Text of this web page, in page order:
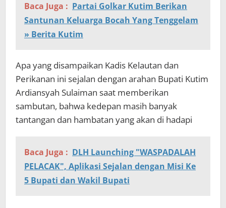
Baca Juga : Partai Golkar Kutim Berikan
Santunan Keluarga Bocah Yang Tenggelam
» Berita Kutim
Apa yang disampaikan Kadis Kelautan dan
Perikanan ini sejalan dengan arahan Bupati Kutim
Ardiansyah Sulaiman saat memberikan
sambutan, bahwa kedepan masih banyak
tantangan dan hambatan yang akan di hadapi
Baca Juga : DLH Launching "WASPADALAH
PELACAK", Aplikasi Sejalan dengan Misi Ke
5 Bupati dan Wakil Bupati